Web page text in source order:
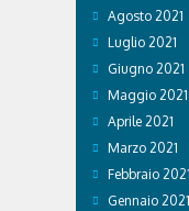
Agosto 2021
Luglio 2021
Giugno 2021
Maggio 2021
Aprile 2021
Marzo 2021
Febbraio 2021
Gennaio 2021